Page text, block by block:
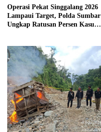
Operasi Pekat Singgalang 2026
Lampaui Target, Polda Sumbar
Ungkap Ratusan Persen Kasus